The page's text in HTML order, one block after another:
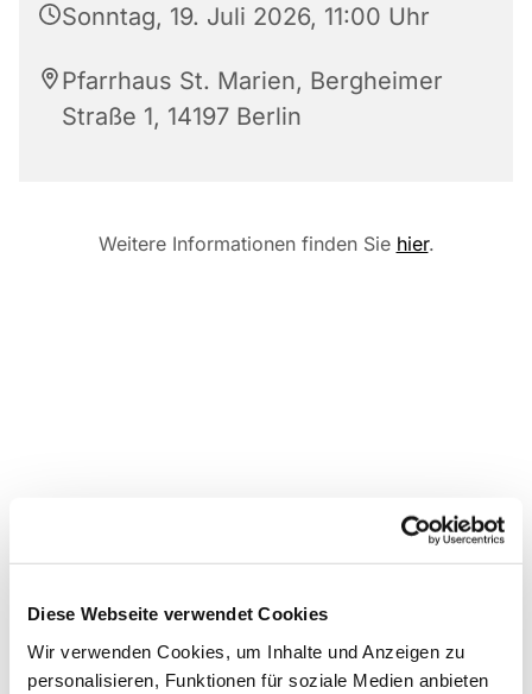
Diese Webseite verwendet Cookies
Wir verwenden Cookies, um Inhalte und Anzeigen zu
personalisieren, Funktionen für soziale Medien anbieten
Sonntag, 19. Juli 2026, 11:00 Uhr
Pfarrhaus St. Marien, Bergheimer
Straße 1, 14197 Berlin
Weitere Informationen finden Sie hier.